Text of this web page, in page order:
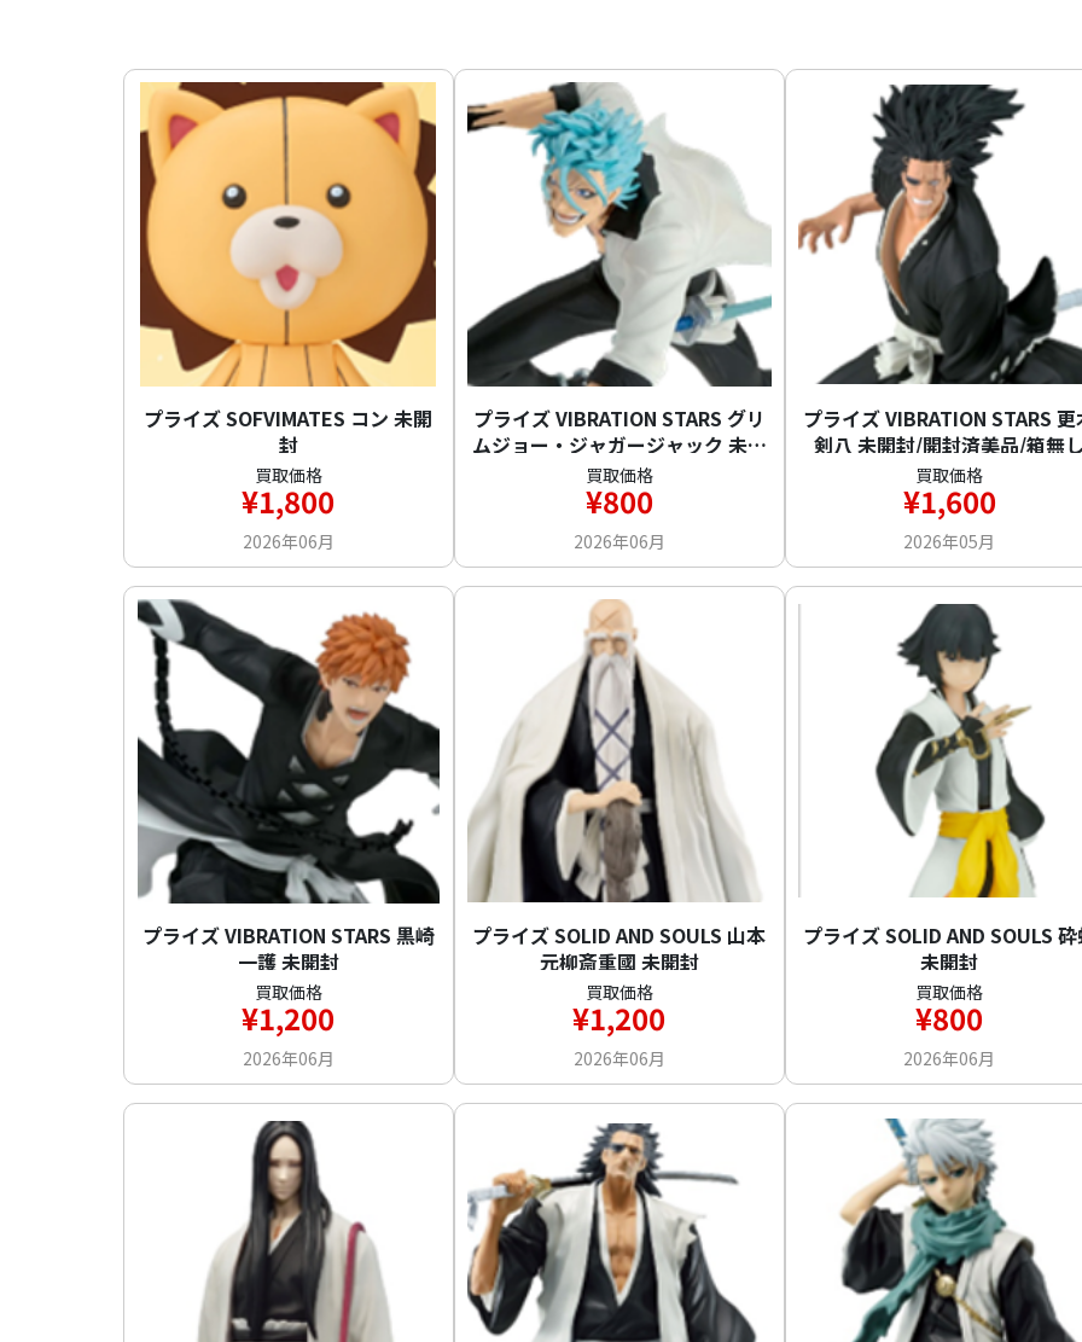
プライズ SOFVIMATES コン 未開
封
買取価格
¥1,800
2026年06月
プライズ VIBRATION STARS グリ
ムジョー・ジャガージャック 未開
封
買取価格
¥800
2026年06月
プライズ VIBRATION STARS
剣八 未開封/開封済美品/箱無
買取価格
¥1,600
2026年05月
プライズ VIBRATION STARS 黒崎
一護 未開封
買取価格
¥1,200
2026年06月
プライズ SOLID AND SOULS 山本
元柳斎重國 未開封
買取価格
¥1,200
2026年06月
プライズ SOLID AND SOULS
未開封
買取価格
¥800
2026年06月